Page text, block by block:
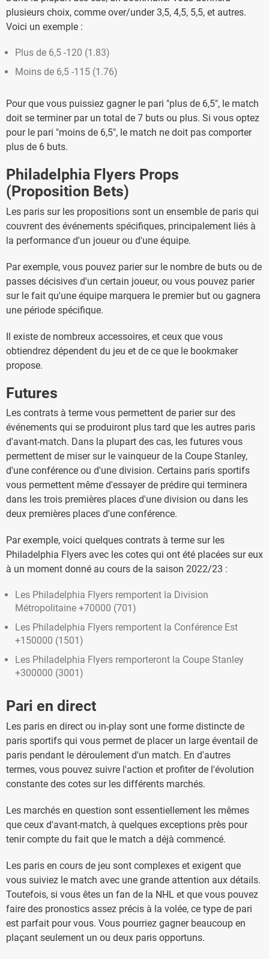
plusieurs choix, comme over/under 3,5, 4,5, 5,5, et autres.
Voici un exemple :
Plus de 6,5 -120 (1.83)
Moins de 6,5 -115 (1.76)
Pour que vous puissiez gagner le pari "plus de 6,5", le match
doit se terminer par un total de 7 buts ou plus. Si vous optez
pour le pari "moins de 6,5", le match ne doit pas comporter
plus de 6 buts.
Philadelphia Flyers Props
(Proposition Bets)
Les paris sur les propositions sont un ensemble de paris qui
couvrent des événements spécifiques, principalement liés à
la performance d'un joueur ou d'une équipe.
Par exemple, vous pouvez parier sur le nombre de buts ou de
passes décisives d'un certain joueur, ou vous pouvez parier
sur le fait qu'une équipe marquera le premier but ou gagnera
une période spécifique.
Il existe de nombreux accessoires, et ceux que vous
obtiendrez dépendent du jeu et de ce que le bookmaker
propose.
Futures
Les contrats à terme vous permettent de parier sur des
événements qui se produiront plus tard que les autres paris
d'avant-match. Dans la plupart des cas, les futures vous
permettent de miser sur le vainqueur de la Coupe Stanley,
d'une conférence ou d'une division. Certains paris sportifs
vous permettent même d'essayer de prédire qui terminera
dans les trois premières places d'une division ou dans les
deux premières places d'une conférence.
Par exemple, voici quelques contrats à terme sur les
Philadelphia Flyers avec les cotes qui ont été placées sur eux
à un moment donné au cours de la saison 2022/23 :
Les Philadelphia Flyers remportent la Division
Métropolitaine +70000 (701)
Les Philadelphia Flyers remportent la Conférence Est
+150000 (1501)
Les Philadelphia Flyers remporteront la Coupe Stanley
+300000 (3001)
Pari en direct
Les paris en direct ou in-play sont une forme distincte de
paris sportifs qui vous permet de placer un large éventail de
paris pendant le déroulement d'un match. En d'autres
termes, vous pouvez suivre l'action et profiter de l'évolution
constante des cotes sur les différents marchés.
Les marchés en question sont essentiellement les mêmes
que ceux d'avant-match, à quelques exceptions près pour
tenir compte du fait que le match a déjà commencé.
Les paris en cours de jeu sont complexes et exigent que
vous suiviez le match avec une grande attention aux détails.
Toutefois, si vous êtes un fan de la NHL et que vous pouvez
faire des pronostics assez précis à la volée, ce type de pari
est parfait pour vous. Vous pourriez gagner beaucoup en
plaçant seulement un ou deux paris opportuns.